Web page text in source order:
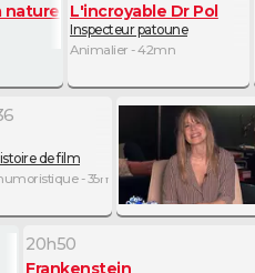
nature
L'incroyable Dr Pol
Inspecteur patoune
Animalier - 42mn
de film
- 35mn
20h50
Frankenstein